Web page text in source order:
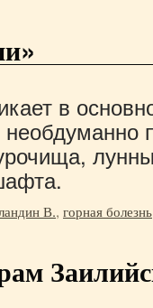
в
необдуманно
В., горная болезнь